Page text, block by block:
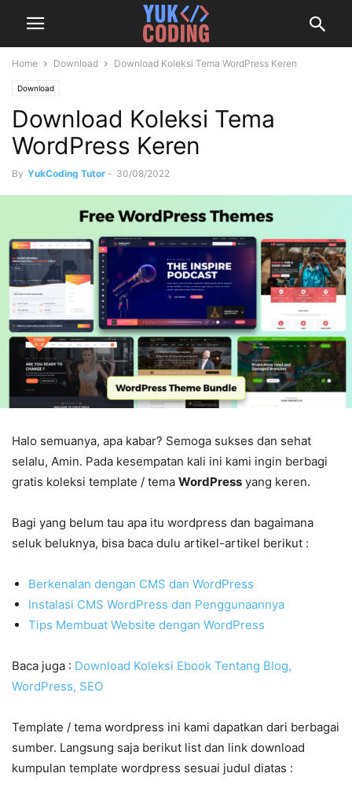
Home Download Download Koleksi Tema WordPress Keren
Download
Download Koleksi Tema
WordPress Keren
By YukCoding Tutor - 30/08/2022
Halo semuanya, apa kabar? Semoga sukses dan sehat
selalu, Amin. Pada kesempatan kali ini kami ingin berbagi
gratis koleksi template / tema WordPress yang keren.
Bagi yang belum tau apa itu wordpress dan bagaimana
seluk beluknya, bisa baca dulu artikel-artikel berikut :
Berkenalan dengan CMS dan WordPress
Instalasi CMS WordPress dan Penggunaannya
Tips Membuat Website dengan WordPress
Baca juga : Download Koleksi Ebook Tentang Blog,
WordPress, SEO
Template / tema wordpress ini kami dapatkan dari berbagai
sumber. Langsung saja berikut list dan link download
kumpulan template wordpress sesuai judul diatas :